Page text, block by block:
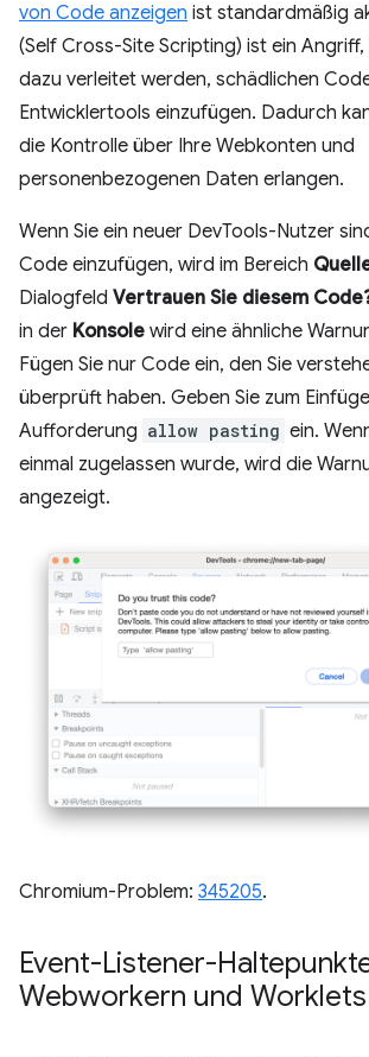
von Code anzeigen ist standardmäßig
(Self Cross-Site Scripting) ist ein Angriff,
dazu verleitet werden, schädlichen
Entwicklertools einzufügen. Dadurch
die Kontrolle über Ihre Webkonten und
personenbezogenen Daten erlangen.
Wenn Sie ein neuer DevTools-Nutzer
Code einzufügen, wird im Bereich
Dialogfeld Vertrauen Sie diesem
in der Konsole wird eine ähnliche
Fügen Sie nur Code ein, den Sie
überprüft haben. Geben Sie zum
Aufforderung allow pasting ein.
einmal zugelassen wurde, wird die
angezeigt.
Chromium-Problem: 345205.
Event-Listener-
Webworkern und Worklets